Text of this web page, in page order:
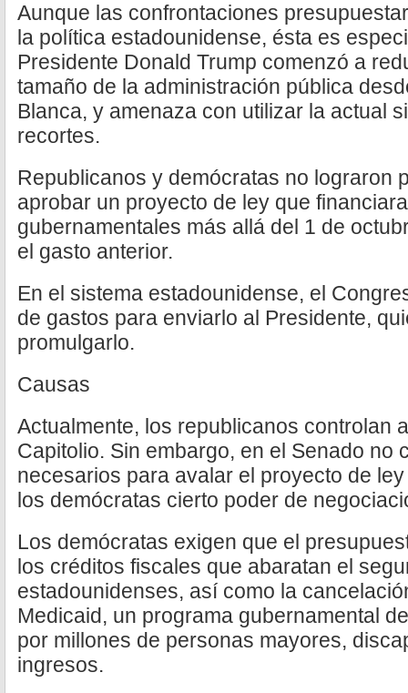
Aunque las confrontaciones
la política estadounidense, ésta es
Presidente Donald Trump comenzó a
tamaño de la administración pública
Blanca, y amenaza con utilizar la actual
recortes.
Republicanos y demócratas no lograron
aprobar un proyecto de ley que
gubernamentales más allá del 1 de
el gasto anterior.
En el sistema estadounidense, el
de gastos para enviarlo al Presidente,
promulgarlo.
Causas
Actualmente, los republicanos controlan
Capitolio. Sin embargo, en el Senado no
necesarios para avalar el proyecto de
los demócratas cierto poder de
Los demócratas exigen que el
los créditos fiscales que abaratan el
estadounidenses, así como la
Medicaid, un programa gubernamental
por millones de personas mayores,
ingresos.